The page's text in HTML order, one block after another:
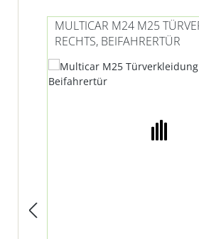
MULTICAR M24 M25
RECHTS, BEIFAHRERTÜR